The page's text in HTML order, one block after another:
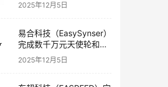
2025年12月5日
易合科技（EasySynser）
完成数千万元天使轮和天
使+轮融资
2025年12月5日